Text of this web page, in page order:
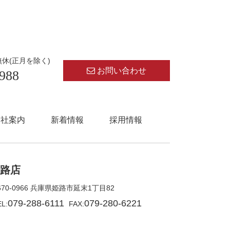
(正月を除く)
お問い合わせ
案内 新着情報 採用情報
店
0966 兵庫県姫路市延末1丁目82
079-288-6111 FAX:079-280-6221